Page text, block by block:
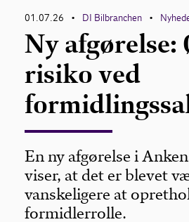
01.07.26 • DI Bilbranchen •
Ny afgørelse:
risiko ved
En ny afgørelse i
viser, at det er blevet
vanskeligere at
formidlerrolle.